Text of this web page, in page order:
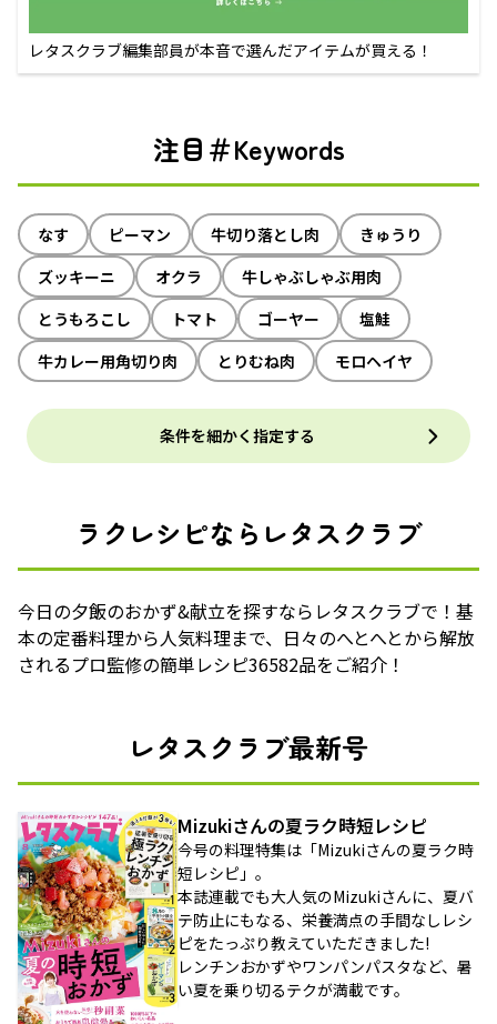
レタスクラブ編集部員が本音で選んだアイテムが買える！
注目＃Keywords
なす ピーマン 牛切り落とし肉
きゅうり
ズッキーニ
オクラ
牛しゃぶしゃぶ用肉
とうもろこし
トマト ゴーヤー
塩鮭
牛カレー用角切り肉
とりむね肉 モロヘイヤ
条件を細かく指定する
ラクレシピならレタスクラブ
今日の夕飯のおかず&献立を探すならレタスクラブで！基
本の定番料理から人気料理まで、日々のへとへとから解放
されるプロ監修の簡単レシピ36582品をご紹介！
レタスクラブ最新号
Mizukiさんの夏ラク時短レシピ
今号の料理特集は「Mizukiさんの夏ラク時
短レシピ」。
本誌連載でも大人気のMizukiさんに、夏バ
テ防止にもなる、栄養満点の手間なしレシ
ピをたっぷり教えていただきました!
レンチンおかずやワンパンパスタなど、暑
い夏を乗り切るテクが満載です。